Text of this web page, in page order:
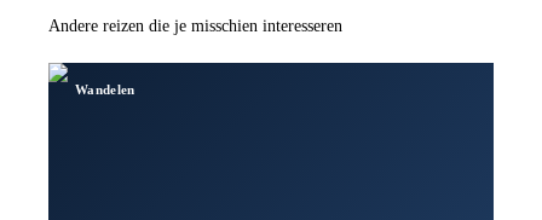
Andere reizen die je misschien interesseren
Wandelen